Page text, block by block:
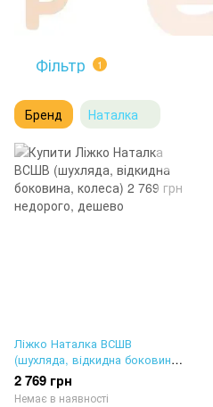
Фільтр 1
Бренд Наталка
Ліжко Наталка ВСШВ
(шухляда, відкидна боковина,
колеса)
2 769 грн
Немає в наявності